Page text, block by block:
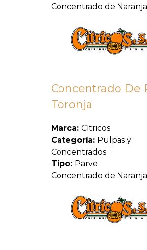
Concentrado de Naranja
Concentrado De
Toronja
Marca: Cítricos
Categoría: Pulpas y
Concentrados
Tipo: Parve
Concentrado de Naranja